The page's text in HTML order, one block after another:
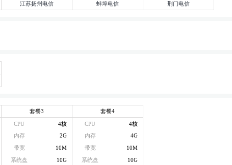
江苏扬州电信 蚌埠电信 荆门电信
套餐3
CPU
4核
内存
2G
带宽
10M
系统盘
10G
套餐4
CPU
4核
内存
4G
带宽
10M
系统盘
10G